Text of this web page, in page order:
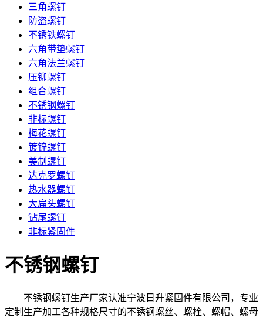
三角螺钉
防盗螺钉
不锈铁螺钉
六角带垫螺钉
六角法兰螺钉
压铆螺钉
组合螺钉
不锈钢螺钉
非标螺钉
梅花螺钉
镀锌螺钉
美制螺钉
达克罗螺钉
热水器螺钉
大扁头螺钉
钻尾螺钉
非标紧固件
不锈钢螺钉
不锈钢螺钉生产厂家认准宁波日升紧固件有限公司，专业
定制生产加工各种规格尺寸的不锈钢螺丝、螺栓、螺帽、螺母